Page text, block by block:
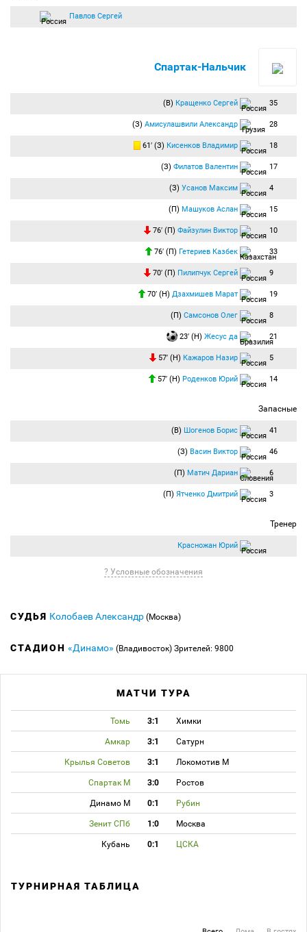
Павлов Сергей
Спартак-Нальчик
(В) Кращенко Сергей 35
(З) Амисулашвили Александр 28
61′ (З) Кисенков Владимир 18
(З) Филатов Валентин 17
(З) Усанов Максим 4
(П) Машуков Аслан 15
76′ (П) Файзулин Виктор 10
76′ (П) Гетериев Казбек 33
70′ (П) Пилипчук Сергей 9
70′ (Н) Дзахмишев Марат 19
(П) Самсонов Олег 8
23′ (Н) Жесус да 21
57′ (Н) Кажаров Назир 5
57′ (Н) Роденков Юрий 14
Запасные
(В) Шогенов Борис 41
(З) Васин Виктор 46
(П) Матич Дариан 6
(П) Ятченко Дмитрий 3
Тренер
Красножан Юрий
? Условные обозначения
СУДЬЯ Колобаев Александр (Москва)
СТАДИОН «Динамо» (Владивосток) Зрителей: 9800
МАТЧИ ТУРА
Томь 3:1 Химки
Амкар 3:1 Сатурн
Крылья Советов 3:1 Локомотив М
Спартак М 3:0 Ростов
Динамо М 0:1 Рубин
Зенит СПб 1:0 Москва
Кубань 0:1 ЦСКА
ТУРНИРНАЯ ТАБЛИЦА